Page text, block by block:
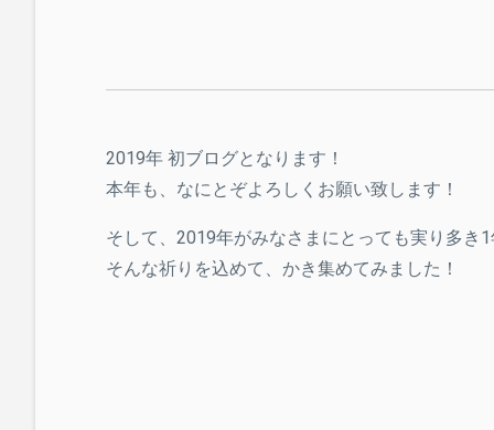
2019年 初ブログとなります！
本年も、なにとぞよろしくお願い致します！
そして、2019年がみなさまにとっても実り多き
そんな祈りを込めて、かき集めてみました！